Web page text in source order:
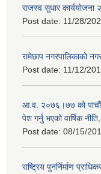
राजस्व सुधार कार्ययोजना
Post date: 11/28/
रामेछाप नगरपालिकाको
Post date: 11/12/
आ.व. २०७६।७७ को
पेश गर्नु भएको वार्षिक
Post date: 08/15/
राष्ट्रिय पुनर्निर्माण